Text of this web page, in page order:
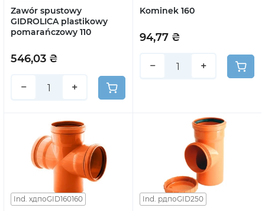
Zawór spustowy
GIDROLICA plastikowy
pomarańczowy 110
546,03 ₴
− +
Kominek 160
94,77 ₴
− +
Ind. хдпоGID160160 Ind. рдпоGID250